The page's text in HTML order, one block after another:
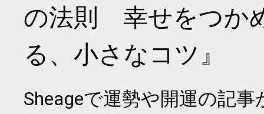
の法則 幸せをつか
る、小さなコツ』
Sheageで運勢や開運の記